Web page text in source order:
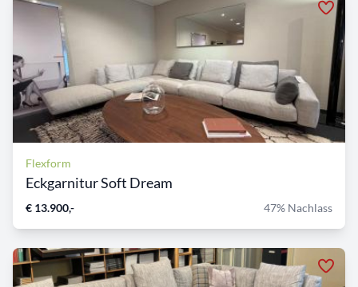
Flexform
Eckgarnitur Soft Dream
€ 13.900,- 47% Nachlass